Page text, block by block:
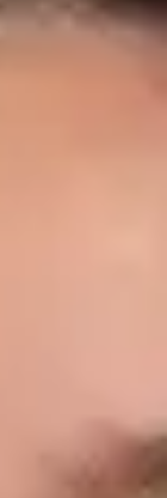
Global Health